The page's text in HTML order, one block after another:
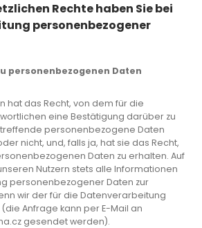
Rechte haben Sie bei
personenbezogener
personenbezogenen Daten
hat das Recht, von dem für die
eine Bestätigung darüber zu
personenbezogene Daten
nicht, und, falls ja, hat sie das Recht,
Daten zu erhalten. Auf
Nutzern stets alle Informationen
personenbezogener Daten zur
wir der für die Datenverarbeitung
Anfrage kann per E-Mail an
gesendet werden).